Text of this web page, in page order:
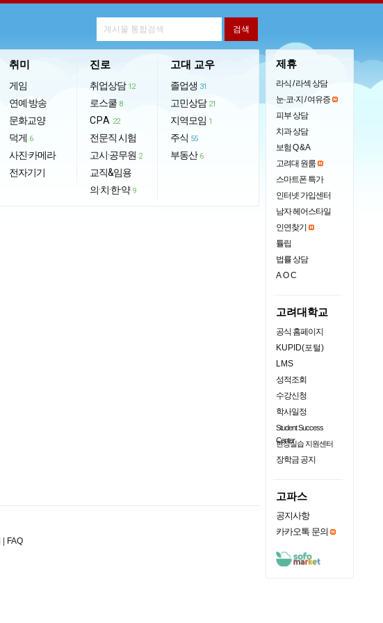
취미
게임
연예·방송
문화교양
덕게 6
사진·카메라
전자기기
진로
취업상담 12
로스쿨 8
CPA 22
전문직 시험
고시·공무원 2
교직&임용
의·치·한·약 9
고대 교우
졸업생 31
고민상담 21
지역모임 1
주식 55
부동산 6
제휴
라식 / 라섹 상담
눈·코·지 / 여유증
피부 상담
치과 상담
보험 Q & A
고려대 원룸
스마트폰 특가
인터넷 가입센터
남자 헤어스타일
인연찾기
튤립
법률 상담
AOC
고려대학교
공식 홈페이지
KUPID(포털)
LMS
성적조회
수강신청
학사일정
Student Success
Center
현장실습 지원센터
장학금 공지
고파스
공지사항
카카오톡 문의
FAQ